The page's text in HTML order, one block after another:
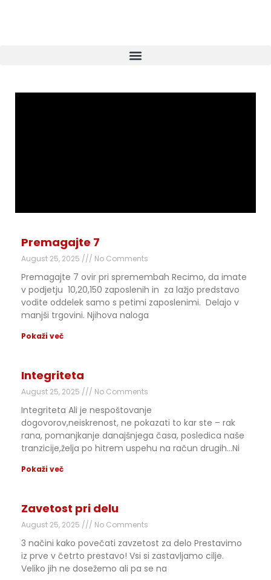
Premagajte 7
August 25, 2025 No Comments
Premagajte 7 ovir pri spremembah Recimo, da imate
v podjetju 10,20,150 zaposlenih in za lažjo predstavo
vodite oddelek samo s petimi zaposlenimi. Delajo v
manjši trgovini. Njihova naloga
Pokaži več
Integriteta
August 25, 2025 No Comments
Integriteta Ali je nespoštovanje
dogovorov,neiskrenost, ne pokazati to kar ste – rak
rana, pomanjkanje danajšnjega časa, posledica naše
tranzicije,želja po hitrem uspehu na račun drugih…Ni
Pokaži več
Zavetost pri delu
August 25, 2025 No Comments
3 načini kako povečati zavzetost za delo Prestavimo
iz prve v četrto prestavo! Vsi si zastavljamo cilje.
Veliko jih ne dosežemo ali pa se na